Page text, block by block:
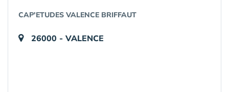
CAP'ETUDES VALENCE BRIFFAUT
26000 - VALENCE